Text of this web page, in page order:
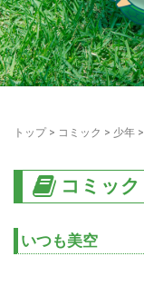
トップ> コミック > 少年 >
コミック
いつも美空